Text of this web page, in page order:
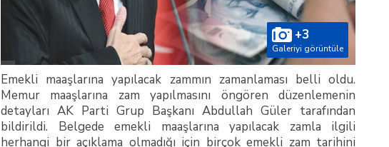
+3
Galeriyi görüntüle
Emekli maaşlarına yapılacak zammın zamanlaması belli oldu.
Memur maaşlarına zam yapılmasını öngören düzenlemenin
detayları AK Parti Grup Başkanı Abdullah Güler tarafından
bildirildi. Belgede emekli maaşlarına yapılacak zamla ilgili
herhangi bir açıklama olmadığı için birçok emekli zam tarihini